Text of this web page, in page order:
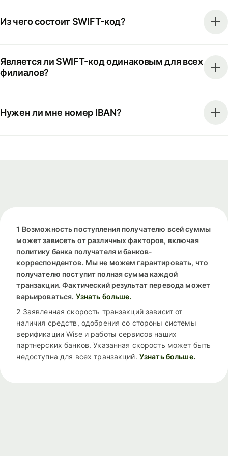
Из чего состоит SWIFT-код?
Является ли SWIFT-код одинаковым для всех
филиалов?
Нужен ли мне номер IBAN?
1 Возможность поступления получателю всей суммы
может зависеть от различных факторов, включая
политику банка получателя и банков-
корреспондентов. Мы не можем гарантировать, что
получателю поступит полная сумма каждой
транзакции. Фактический результат перевода может
варьироваться. Узнать больше.
2 Заявленная скорость транзакций зависит от
наличия средств, одобрения со стороны системы
верификации Wise и работы сервисов наших
партнерских банков. Указанная скорость может быть
недоступна для всех транзакций. Узнать больше.